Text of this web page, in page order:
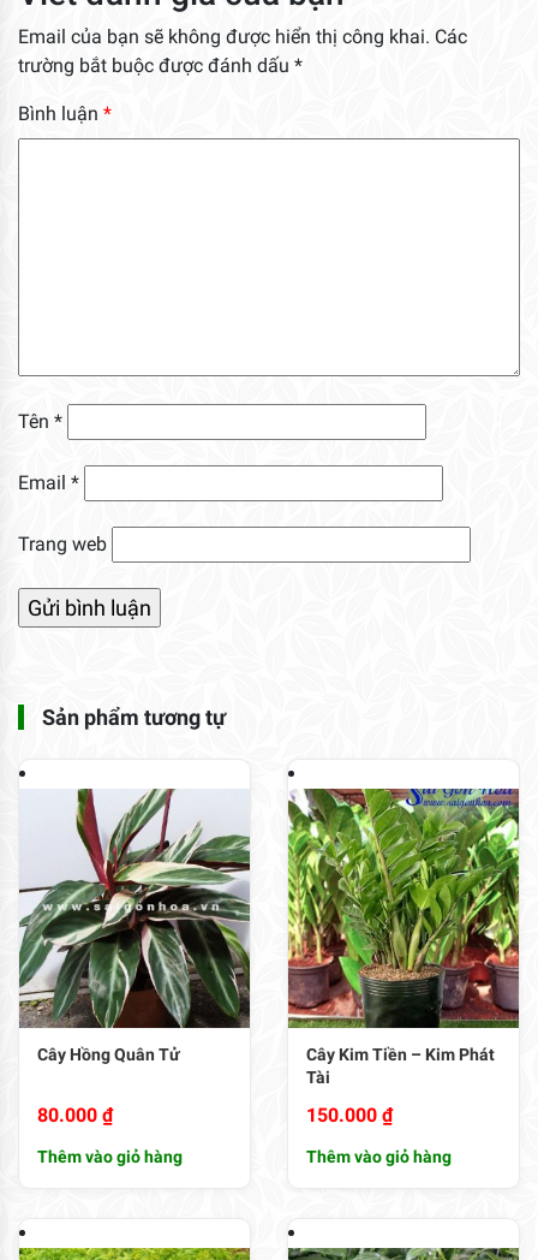
Email của bạn sẽ không được hiển thị công khai. Các
trường bắt buộc được đánh dấu *
Bình luận *
Tên *
Email *
Trang web
Sản phẩm tương tự
Cây Hồng Quân Tử
80.000 ₫
Thêm vào giỏ hàng
Cây Kim Tiền – Kim Phát
Tài
150.000 ₫
Thêm vào giỏ hàng